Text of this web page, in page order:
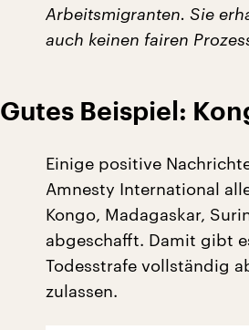
Arbeitsmigranten. Sie
auch keinen fairen
Gutes Beispiel:
Einige positive
Amnesty International
Kongo, Madagaskar,
abgeschafft. Damit gibt
Todesstrafe vollständig
zulassen.